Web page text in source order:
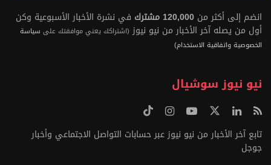
انضم إلى أكثر من 120,000 مشترك
في نشرة الأخبار الأسبوعية وكن
أول من يصله آخر الأخبار من نيو نيوز (اشتراكك يعني موافقتك على سياسة
الخصوصية واتفاقية الاستخدام)
نيو نيوز سوشيال
تابع آخر الأخبار من نيو نيوز عبر حسابات التواصل الاجتماعي وأخبار
جوجل